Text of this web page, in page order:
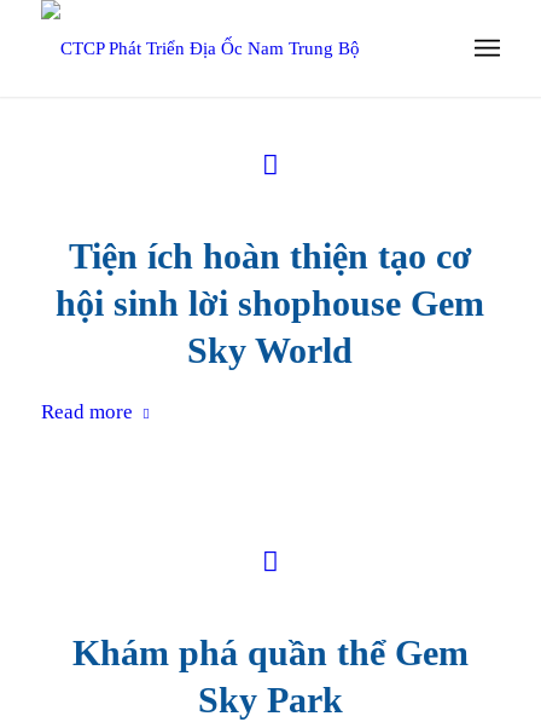
Tiện ích hoàn thiện tạo cơ
hội sinh lời shophouse Gem
Sky World
Read more
Khám phá quần thể Gem
Sky Park